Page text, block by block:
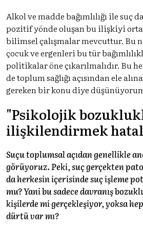
Alkol ve madde bağımlılığı ile suç
pozitif yönde oluşan bu ilişkiyi
bilimsel çalışmalar mevcuttur. Bu
çocuk ve ergenleri bu tür
politikalar öne çıkarılmalıdır. Bu
de toplum sağlığı açısından ele
gereken bir konu diye
"Psikolojik
ilişkilendirmek
Suçu toplumsal açıdan genellikle
görüyoruz. Peki, suç gerçekten
da herkesin içerisinde suç işleme
mu? Yani bu sadece davranış
kişilerde mi gerçekleşiyor, yoksa
dürtü var mı?